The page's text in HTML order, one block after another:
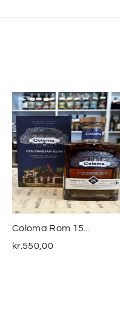
Coloma Rom 15...
kr.550,00